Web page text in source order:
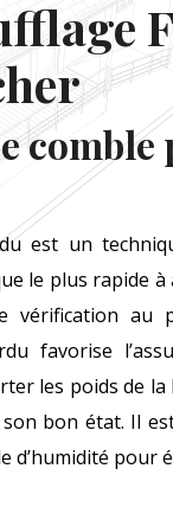
comble
est un
le plus rapide
vérification au
favorise
les poids de la
bon état. Il
d’humidité pour